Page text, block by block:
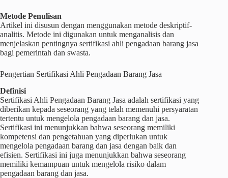
Metode Penulisan
Artikel ini disusun dengan menggunakan metode deskriptif-
analitis. Metode ini digunakan untuk menganalisis dan
menjelaskan pentingnya sertifikasi ahli pengadaan barang jasa
bagi pemerintah dan swasta.
Pengertian Sertifikasi Ahli Pengadaan Barang Jasa
Definisi
Sertifikasi Ahli Pengadaan Barang Jasa adalah sertifikasi yang
diberikan kepada seseorang yang telah memenuhi persyaratan
tertentu untuk mengelola pengadaan barang dan jasa.
Sertifikasi ini menunjukkan bahwa seseorang memiliki
kompetensi dan pengetahuan yang diperlukan untuk
mengelola pengadaan barang dan jasa dengan baik dan
efisien. Sertifikasi ini juga menunjukkan bahwa seseorang
memiliki kemampuan untuk mengelola risiko dalam
pengadaan barang dan jasa.